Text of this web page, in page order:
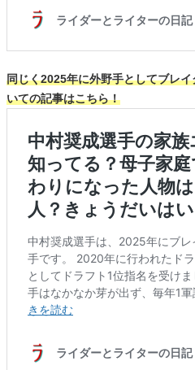
同じく2025年に外野手としてブレ
いての記事はこちら！